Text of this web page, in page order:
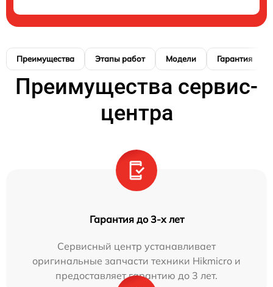
Преимущества Этапы работ Модели Гарантия
Преимущества сервис-
центра
Гарантия до 3-х лет
Сервисный центр устанавливает
оригинальные запчасти техники Hikmicro и
предоставляет гарантию до 3 лет.